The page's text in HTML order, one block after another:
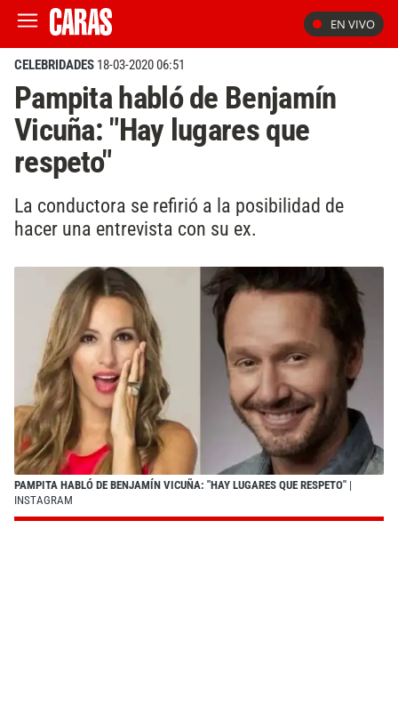
EN VIVO
CELEBRIDADES 18-03-2020 06:51
Pampita habló de Benjamín
Vicuña: "Hay lugares que
respeto"
La conductora se refirió a la posibilidad de
hacer una entrevista con su ex.
PAMPITA HABLÓ DE BENJAMÍN VICUÑA: "HAY LUGARES QUE RESPETO" |
INSTAGRAM